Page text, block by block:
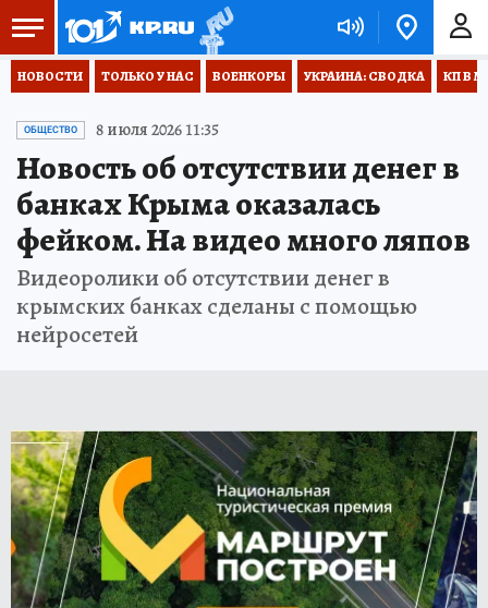
НОВОСТИ ТОЛЬКО У НАС ВОЕНКОРЫ УКРАИНА: СВОДКА КП В
ОБЩЕСТВО 8 июля 2026 11:35
Новость об отсутствии денег в
банках Крыма оказалась
фейком. На видео много ляпов
Видеоролики об отсутствии денег в
крымских банках сделаны с помощью
нейросетей